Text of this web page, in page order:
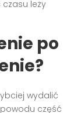
leży
po
wydalić
część